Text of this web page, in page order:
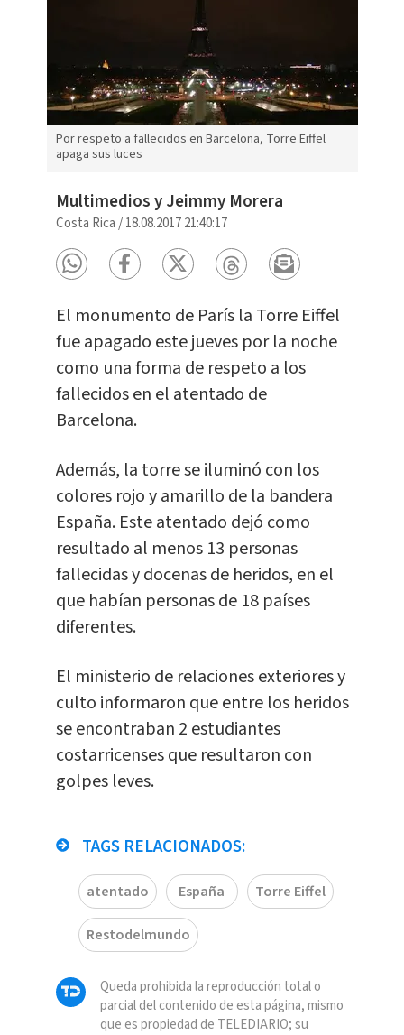
Por respeto a fallecidos en Barcelona, Torre Eiffel
apaga sus luces
Multimedios y Jeimmy Morera
Costa Rica /18.08.2017 21:40:17
El monumento de París la Torre Eiffel
fue apagado este jueves por la noche
como una forma de respeto a los
fallecidos en el atentado de
Barcelona.
Además, la torre se iluminó con los
colores rojo y amarillo de la bandera
España. Este atentado dejó como
resultado al menos 13 personas
fallecidas y docenas de heridos, en el
que habían personas de 18 países
diferentes.
El ministerio de relaciones exteriores y
culto informaron que entre los heridos
se encontraban 2 estudiantes
costarricenses que resultaron con
golpes leves.
TAGS RELACIONADOS:
atentado España Torre Eiffel
Restodelmundo
Queda prohibida la reproducción total o
parcial del contenido de esta página, mismo
que es propiedad de TELEDIARIO; su